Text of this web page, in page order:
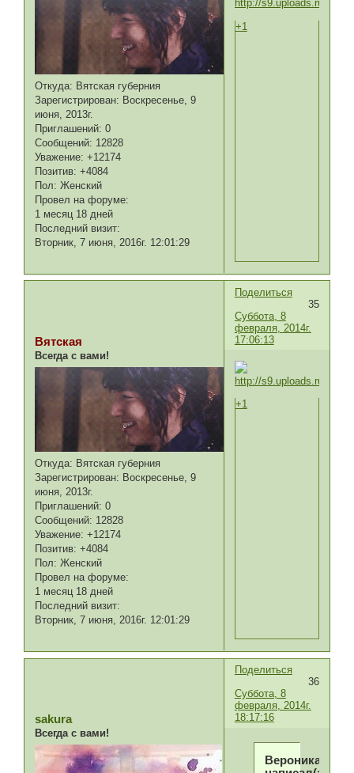
Откуда: Вятская губерния
Зарегистрирован: Воскресенье, 9
июня, 2013г.
Приглашений: 0
Сообщений: 12828
Уважение: +12174
Позитив: +4084
Пол: Женский
Провел на форуме:
1 месяц 18 дней
Последний визит:
Вторник, 7 июня, 2016г. 12:01:29
+1
Поделиться
35
Суббота, 8
февраля, 2014г.
17:06:13
Вятская
Всегда с вами!
Откуда: Вятская губерния
Зарегистрирован: Воскресенье, 9
июня, 2013г.
Приглашений: 0
Сообщений: 12828
Уважение: +12174
Позитив: +4084
Пол: Женский
Провел на форуме:
1 месяц 18 дней
Последний визит:
Вторник, 7 июня, 2016г. 12:01:29
+1
Поделиться
36
Суббота, 8
февраля, 2014г.
18:17:16
sakura
Всегда с вами!
Вероника